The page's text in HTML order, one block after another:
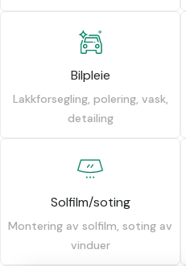
Bilpleie
Lakkforsegling, polering, vask,
detailing
Solfilm/soting
Montering av solfilm, soting av
vinduer